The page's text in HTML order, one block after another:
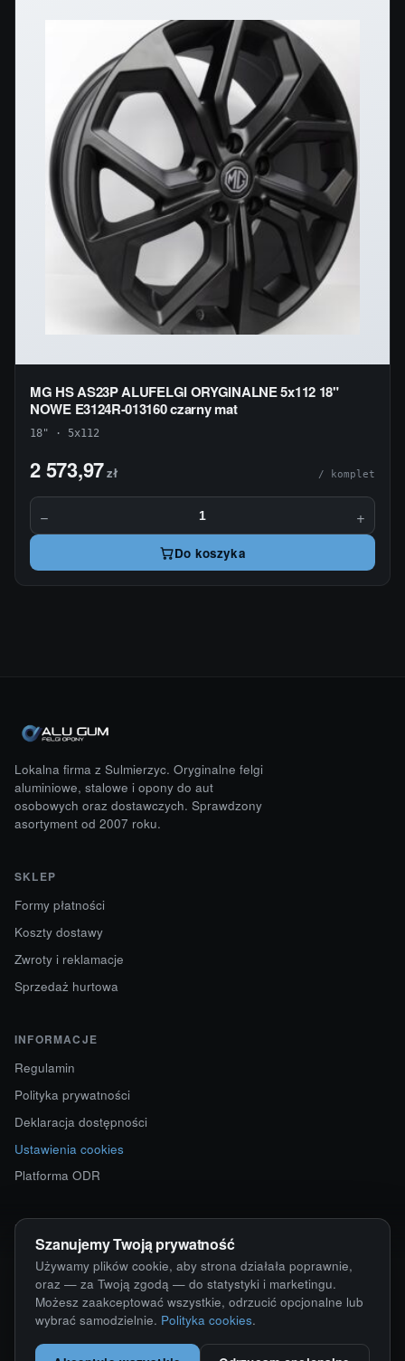
MG HS AS23P ALUFELGI ORYGINALNE 5x112 18"
NOWE E3124R-013160 czarny mat
18" · 5x112
2 573,97zł / komplet
− +
Do koszyka
Lokalna firma z Sulmierzyc. Oryginalne felgi
aluminiowe, stalowe i opony do aut
osobowych oraz dostawczych. Sprawdzony
asortyment od 2007 roku.
SKLEP
Formy płatności
Koszty dostawy
Zwroty i reklamacje
Sprzedaż hurtowa
INFORMACJE
Regulamin
Polityka prywatności
Deklaracja dostępności
Ustawienia cookies
Platforma ODR
KONTAKT
ul. Starokościelna 12
63-750 Sulmierzyce
792 171 171 · 791 110 055
alumy@alugum.pl
Szanujemy Twoją prywatność
Używamy plików cookie, aby strona działała poprawnie,
oraz — za Twoją zgodą — do statystyki i marketingu.
Możesz zaakceptować wszystkie, odrzucić opcjonalne lub
wybrać samodzielnie. Polityka cookies.